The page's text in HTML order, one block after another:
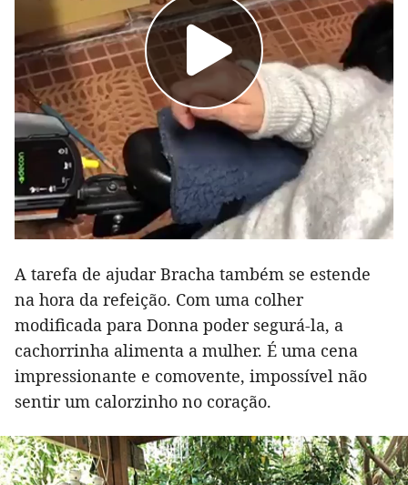
A tarefa de ajudar Bracha também se estende
na hora da refeição. Com uma colher
modificada para Donna poder segurá-la, a
cachorrinha alimenta a mulher. É uma cena
impressionante e comovente, impossível não
sentir um calorzinho no coração.